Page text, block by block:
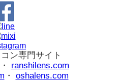
ン専門サイト
・ ranshilens.com
・ oshalens.com